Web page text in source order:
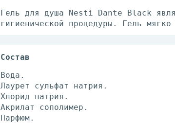
Гель для душа Nesti Dante Black
гигиенической процедуры. Гель
Состав
Вода.
Лаурет сульфат натрия.
Хлорид натрия.
Акрилат сополимер.
Парфюм.